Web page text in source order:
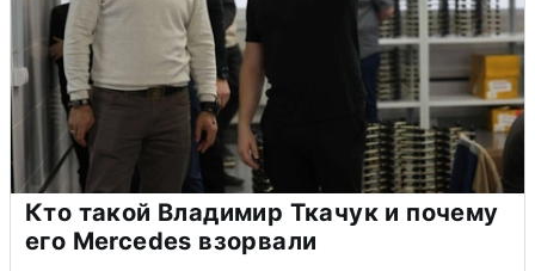
Кто такой Владимир Ткачук и почему
его Mercedes взорвали